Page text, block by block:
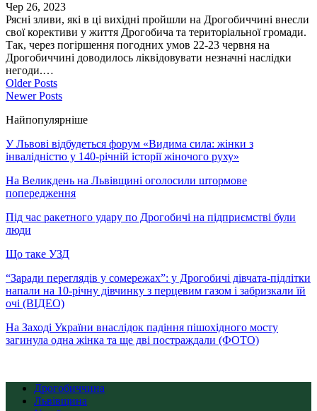
Чер 26, 2023
Рясні зливи, які в ці вихідні пройшли на Дрогобиччині внесли
свої корективи у життя Дрогобича та територіальної громади.
Так, через погіршення погодних умов 22-23 червня на
Дрогобиччині доводилось ліквідовувати незначні наслідки
негоди.…
Older Posts
Newer Posts
Найпопулярніше
У Львові відбудеться форум «Видима сила: жінки з
інвалідністю у 140-річній історії жіночого руху»
На Великдень на Львівщині оголосили штормове
попередження
Під час ракетного удару по Дрогобичі на підприємстві були
люди
Що таке УЗД
“Заради переглядів у сомережах”: у Дрогобичі дівчата-підлітки
напали на 10-річну дівчинку з перцевим газом і забризкали їй
очі (ВІДЕО)
На Заході України внаслідок падіння пішохідного мосту
загинула одна жінка та ще дві постраждали (ФОТО)
Дрогобиччина
Львівщина